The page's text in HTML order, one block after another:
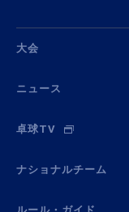
大会
ニュース
卓球TV
ナショナルチーム